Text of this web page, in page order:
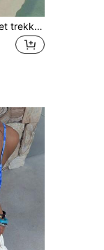
Nieuwe zomer bikini met trekkoord in effen kleur voor dames, strandbadkleding voor vakantie, wit